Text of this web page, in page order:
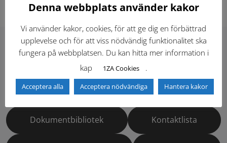
Hitta direkt
Gällande standardritningar (Dwg och pdf)
Dokumentbibliotek Kontaktlista
Denna webbplats använder kakor
Vi använder kakor, cookies, för att ge dig en förbättrad
upplevelse och för att viss nödvändig funktionalitet ska
fungera på webbplatsen. Du kan hitta mer information i
kap
1ZA Cookies .
Acceptera alla Acceptera nödvändiga Hantera kakor